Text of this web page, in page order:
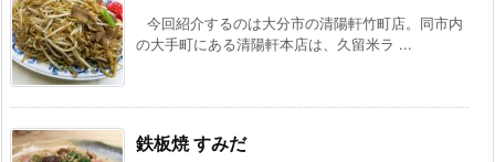
今回紹介するのは大分市の清陽軒竹町店。同市内
の大手町にある清陽軒本店は、久留米ラ ...
鉄板焼 すみだ